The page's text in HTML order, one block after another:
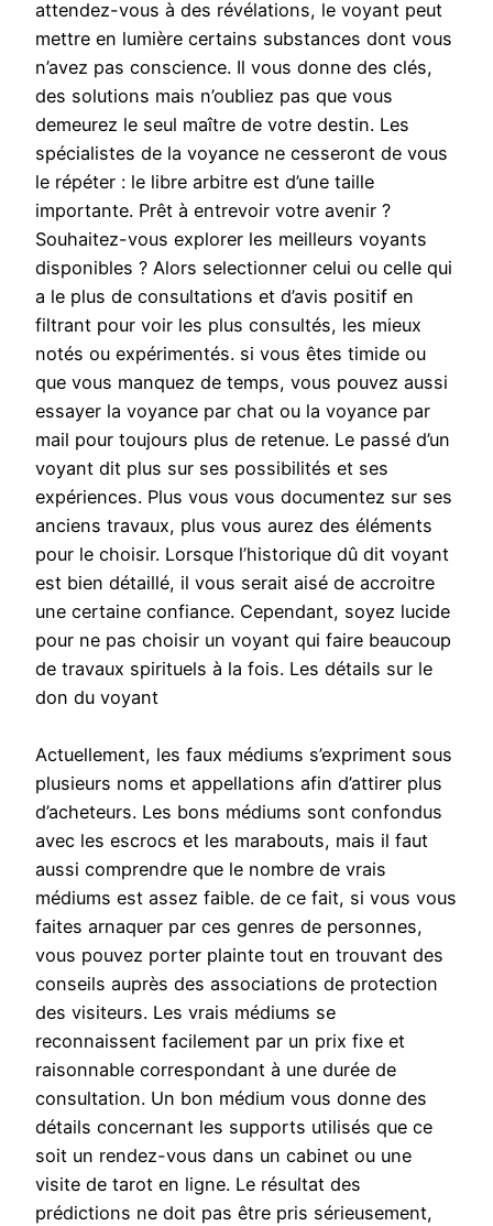
attendez-vous à des révélations, le voyant peut
mettre en lumière certains substances dont vous
n’avez pas conscience. Il vous donne des clés,
des solutions mais n’oubliez pas que vous
demeurez le seul maître de votre destin. Les
spécialistes de la voyance ne cesseront de vous
le répéter : le libre arbitre est d’une taille
importante. Prêt à entrevoir votre avenir ?
Souhaitez-vous explorer les meilleurs voyants
disponibles ? Alors selectionner celui ou celle qui
a le plus de consultations et d’avis positif en
filtrant pour voir les plus consultés, les mieux
notés ou expérimentés. si vous êtes timide ou
que vous manquez de temps, vous pouvez aussi
essayer la voyance par chat ou la voyance par
mail pour toujours plus de retenue. Le passé d’un
voyant dit plus sur ses possibilités et ses
expériences. Plus vous vous documentez sur ses
anciens travaux, plus vous aurez des éléments
pour le choisir. Lorsque l’historique dû dit voyant
est bien détaillé, il vous serait aisé de accroitre
une certaine confiance. Cependant, soyez lucide
pour ne pas choisir un voyant qui faire beaucoup
de travaux spirituels à la fois. Les détails sur le
don du voyant
Actuellement, les faux médiums s’expriment sous
plusieurs noms et appellations afin d’attirer plus
d’acheteurs. Les bons médiums sont confondus
avec les escrocs et les marabouts, mais il faut
aussi comprendre que le nombre de vrais
médiums est assez faible. de ce fait, si vous vous
faites arnaquer par ces genres de personnes,
vous pouvez porter plainte tout en trouvant des
conseils auprès des associations de protection
des visiteurs. Les vrais médiums se
reconnaissent facilement par un prix fixe et
raisonnable correspondant à une durée de
consultation. Un bon médium vous donne des
détails concernant les supports utilisés que ce
soit un rendez-vous dans un cabinet ou une
visite de tarot en ligne. Le résultat des
prédictions ne doit pas être pris sérieusement,